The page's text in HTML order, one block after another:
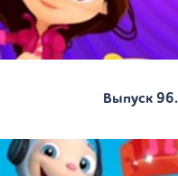
Выпуск